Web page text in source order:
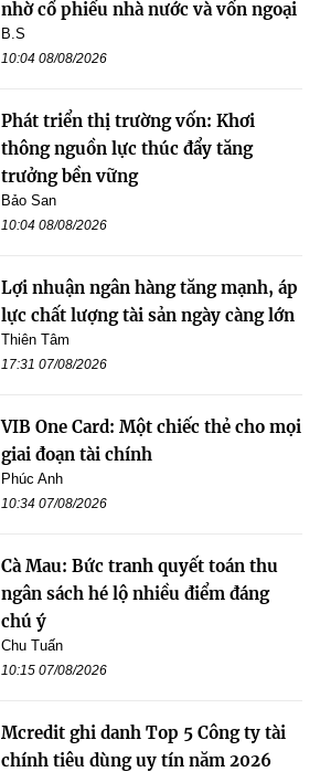
nhờ cổ phiếu nhà nước và vốn ngoại
B.S
10:04 08/08/2026
Phát triển thị trường vốn: Khơi
thông nguồn lực thúc đẩy tăng
trưởng bền vững
Bảo San
10:04 08/08/2026
Lợi nhuận ngân hàng tăng mạnh, áp
lực chất lượng tài sản ngày càng lớn
Thiên Tâm
17:31 07/08/2026
VIB One Card: Một chiếc thẻ cho mọi
giai đoạn tài chính
Phúc Anh
10:34 07/08/2026
Cà Mau: Bức tranh quyết toán thu
ngân sách hé lộ nhiều điểm đáng
chú ý
Chu Tuấn
10:15 07/08/2026
Mcredit ghi danh Top 5 Công ty tài
chính tiêu dùng uy tín năm 2026